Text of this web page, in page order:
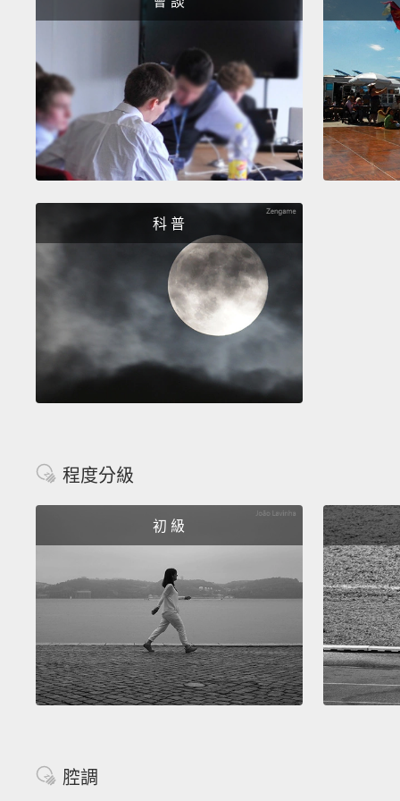
科 普
程度分級
初 級
腔調